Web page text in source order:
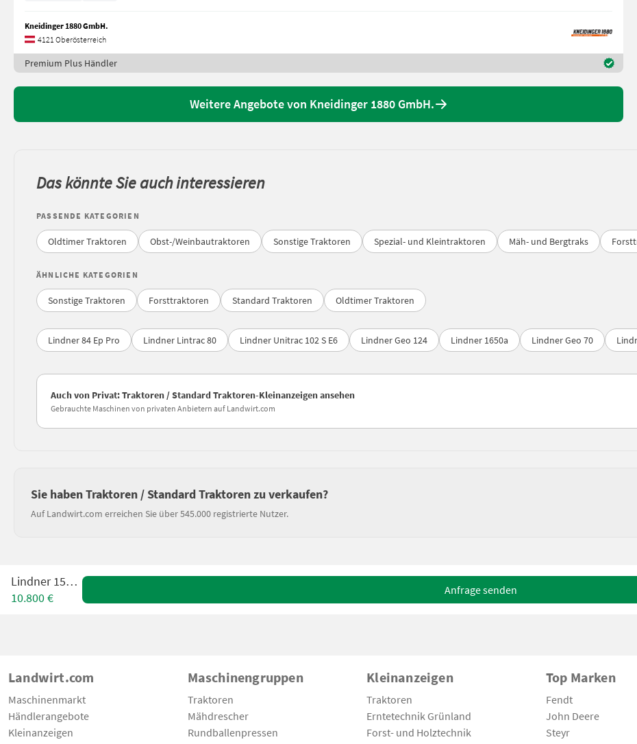
Kneidinger 1880 GmbH.
4121 Oberösterreich
Premium Plus Händler
Weitere Angebote von Kneidinger 1880 GmbH.
Das könnte Sie auch interessieren
PASSENDE KATEGORIEN
Oldtimer Traktoren Obst-/Weinbautraktoren Sonstige Traktoren Spezial- und Kleintraktoren Mäh- und Bergtraks
ÄHNLICHE KATEGORIEN
Sonstige Traktoren Forsttraktoren Standard Traktoren Oldtimer Traktoren
Lindner 84 Ep Pro Lindner Lintrac 80 Lindner Unitrac 102 S E6 Lindner Geo 124 Lindner 1650a Lindner Geo 70
Auch von Privat: Traktoren / Standard Traktoren-Kleinanzeigen ansehen
Gebrauchte Maschinen von privaten Anbietern auf Landwirt.com
Sie haben Traktoren / Standard Traktoren zu verkaufen?
Auf Landwirt.com erreichen Sie über 545.000 registrierte Nutzer.
Lindner 1500 N
10.800 €
Anfrage senden
Landwirt.com
Maschinenmarkt
Händlerangebote
Kleinanzeigen
Maschinengruppen
Traktoren
Mähdrescher
Rundballenpressen
Kleinanzeigen
Traktoren
Erntetechnik Grünland
Forst- und Holztechnik
Top Marken
Fendt
John Deere
Steyr